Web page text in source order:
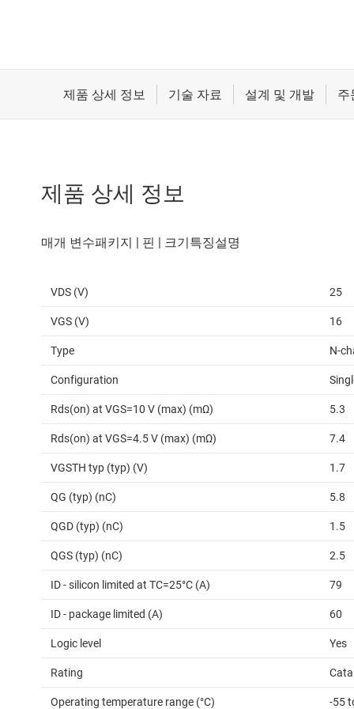
제품 상세 정보
VDS (V) 25
VGS (V) 16
Type N-
Configuration
Rds(on) at VGS=10 V (max) (mΩ) 5.3
Rds(on) at VGS=4.5 V (max) (mΩ) 7.4
VGSTH typ (typ) (V) 1.7
QG (typ) (nC) 5.8
QGD (typ) (nC) 1.5
QGS (typ) (nC) 2.5
ID - silicon limited at TC=25°C (A) 79
ID - package limited (A) 60
Logic level Yes
Rating
Operating temperature range (°C) -55